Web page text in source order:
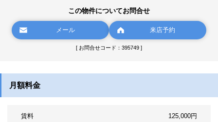
この物件についてお問合せ
メール 来店予約
[ お問合せコード：395749 ]
月額料金
賃料 125,000円